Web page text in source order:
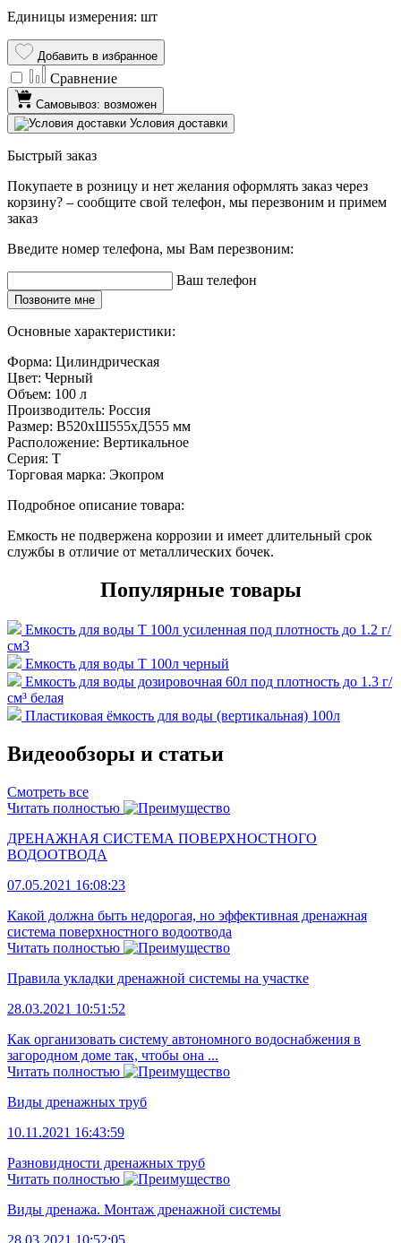
Единицы измерения: шт
Добавить в избранное
Сравнение
Самовывоз: возможен
Условия доставки
Быстрый заказ
Покупаете в розницу и нет желания оформлять заказ через
корзину? – сообщите свой телефон, мы перезвоним и примем
заказ
Введите номер телефона, мы Вам перезвоним:
Ваш телефон
Позвоните мне
Основные характеристики:
Форма: Цилиндрическая
Цвет: Черный
Объем: 100 л
Производитель: Россия
Размер: В520хШ555хД555 мм
Расположение: Вертикальное
Серия: T
Торговая марка: Экопром
Подробное описание товара:
Емкость не подвержена коррозии и имеет длительный срок
службы в отличие от металлических бочек.
Популярные товары
Емкость для воды T 100л усиленная под плотность до 1.2 г/
см3
Емкость для воды T 100л черный
Емкость для воды дозировочная 60л под плотность до 1.3 г/
см³ белая
Пластиковая ёмкость для воды (вертикальная) 100л
Видеообзоры и статьи
Смотреть все
Читать полностью
ДРЕНАЖНАЯ СИСТЕМА ПОВЕРХНОСТНОГО
ВОДООТВОДА
07.05.2021 16:08:23
Какой должна быть недорогая, но эффективная дренажная
система поверхностного водоотвода
Читать полностью
Правила укладки дренажной системы на участке
28.03.2021 10:51:52
Как организовать систему автономного водоснабжения в
загородном доме так, чтобы она ...
Читать полностью
Виды дренажных труб
10.11.2021 16:43:59
Разновидности дренажных труб
Читать полностью
Виды дренажа. Монтаж дренажной системы
28.03.2021 10:52:05